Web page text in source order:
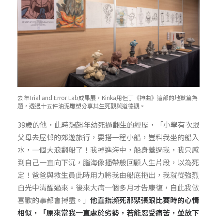
去年Trial and Error Lab成果展，Kinka用但丁《神曲》這部的地獄篇為
題，透過十五件油泥雕塑分享其生死觀與道德觀。
39歲的他，此時想起年幼死過翻生的經歷，「小學有次跟
父母去屋邨的郊遊旅行，要搭一程小船，豈料我坐的船入
水，一個大浪翻船了！我掉進海中，船身蓋過我，我只感
到自己一直向下沉，腦海像播帶般回顧人生片段，以為死
定！爸爸與救生員此時用力將我由船底拖出，我就從強烈
白光中清醒過來。後來大病一個多月才告康復，自此我做
喜歡的事都會搏盡。」 他直指瀕死那緊張跟比賽時的心情
相似，「原來當我一直處於劣勢，若能忍受痛苦，並放下